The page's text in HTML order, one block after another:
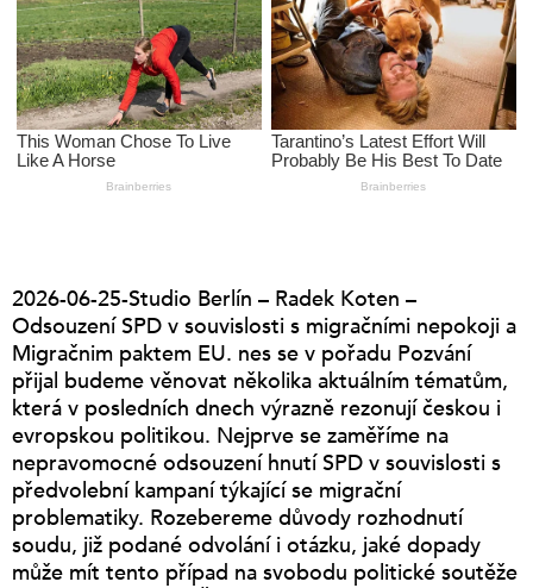
2026-06-25-Studio Berlín – Radek Koten –
Odsouzení SPD v souvislosti s migračními nepokoji a
Migračnim paktem EU. nes se v pořadu Pozvání
přijal budeme věnovat několika aktuálním tématům,
která v posledních dnech výrazně rezonují českou i
evropskou politikou. Nejprve se zaměříme na
nepravomocné odsouzení hnutí SPD v souvislosti s
předvolební kampaní týkající se migrační
problematiky. Rozebereme důvody rozhodnutí
soudu, již podané odvolání i otázku, jaké dopady
může mít tento případ na svobodu politické soutěže